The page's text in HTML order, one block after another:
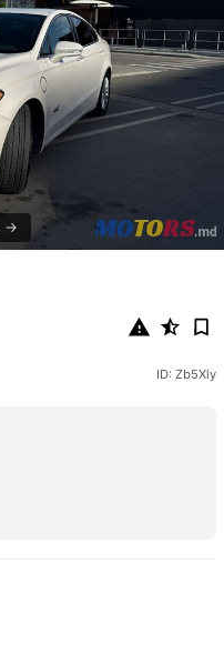
ID: Zb5Xly